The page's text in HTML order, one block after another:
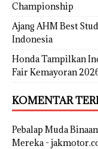
Championship
Ajang AHM Best
Indonesia
Honda Tampilkan
Fair Kemayoran
KOMENTAR
Pebalap Muda
Mereka -